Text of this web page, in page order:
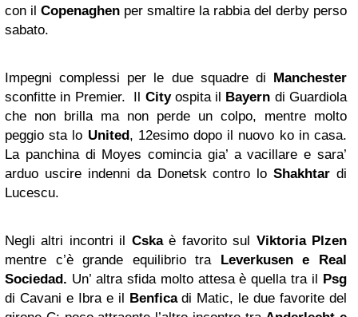
con il Copenaghen per smaltire la rabbia del derby perso
sabato.
Impegni complessi per le due squadre di Manchester
sconfitte in Premier. Il City ospita il Bayern di Guardiola
che non brilla ma non perde un colpo, mentre molto
peggio sta lo United, 12esimo dopo il nuovo ko in casa.
La panchina di Moyes comincia gia’ a vacillare e sara’
arduo uscire indenni da Donetsk contro loShakhtar di
Lucescu.
Negli altri incontri il Cskaè favorito sul Viktoria Plzen
mentre c’è grande equilibrio tra Leverkusen e Real
Sociedad. Un’ altra sfida molto attesa è quella tra il Psg
di Cavani e Ibra e il Benficadi Matic, le due favorite del